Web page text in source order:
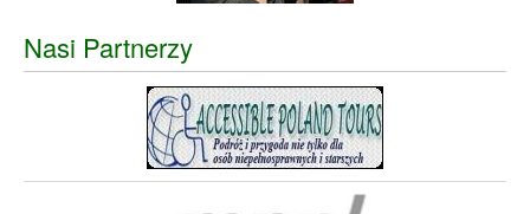
Nasi Partnerzy